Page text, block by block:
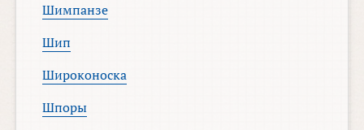
Шимпанзе
Шип
Широконоска
Шпоры